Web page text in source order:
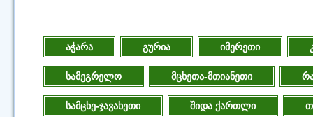
აჭარა გურია იმერეთი
სამეგრელო მცხეთა-მთიანეთი
სამცხე-ჯავახეთი შიდა ქართლი